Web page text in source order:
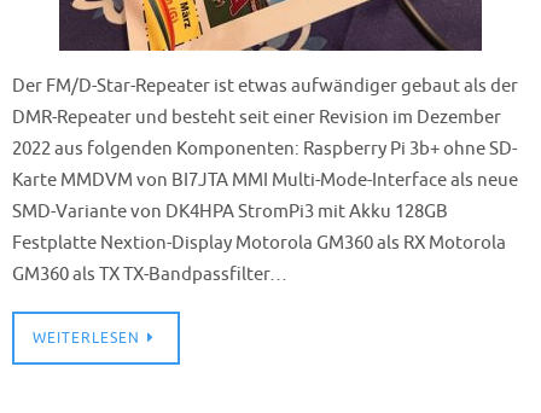
Der FM/D-Star-Repeater ist etwas aufwändiger gebaut als der
DMR-Repeater und besteht seit einer Revision im Dezember
2022 aus folgenden Komponenten: Raspberry Pi 3b+ ohne SD-
Karte MMDVM von BI7JTA MMI Multi-Mode-Interface als neue
SMD-Variante von DK4HPA StromPi3 mit Akku 128GB
Festplatte Nextion-Display Motorola GM360 als RX Motorola
GM360 als TX TX-Bandpassfilter…
WEITERLESEN